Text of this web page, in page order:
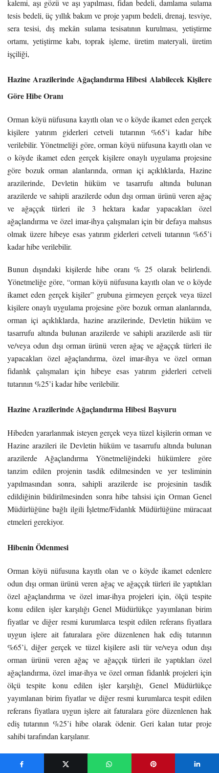
kalemi, aşı gözü ve aşı yapılması, fidan bedeli, damlama sulama
tesis bedeli, üç yıllık bakım ve proje yapım bedeli, drenaj, tesviye,
sera tesisi, dış mekân sulama tesisatının kurulması, yetiştirme
ortamı, yetiştirme kabı, toprak işleme, üretim materyali, üretim
işçiliği,
Hazine Arazilerinde Ağaçlandırma Hibesi Alabilecek Kişilere
Göre Hibe Oranı
Orman köyü nüfusuna kayıtlı olan ve o köyde ikamet eden gerçek
kişilere yatırım giderleri cetveli tutarının %65’i kadar hibe
verilebilir. Yönetmeliği göre, orman köyü nüfusuna kayıtlı olan ve
o köyde ikamet eden gerçek kişilere onaylı uygulama projesine
göre bozuk orman alanlarında, orman içi açıklıklarda, Hazine
arazilerinde, Devletin hüküm ve tasarrufu altında bulunan
arazilerde ve sahipli arazilerde odun dışı orman ürünü veren ağaç
ve ağaççık türleri ile 3 hektara kadar yapacakları özel
ağaçlandırma ve özel imar-ihya çalışmaları için bir defaya mahsus
olmak üzere hibeye esas yatırım giderleri cetveli tutarının %65’i
kadar hibe verilebilir.
Bunun dışındaki kişilerde hibe oranı % 25 olarak belirlendi.
Yönetmeliğe göre, “orman köyü nüfusuna kayıtlı olan ve o köyde
ikamet eden gerçek kişiler” grubuna girmeyen gerçek veya tüzel
kişilere onaylı uygulama projesine göre bozuk orman alanlarında,
orman içi açıklıklarda, hazine arazilerinde, Devletin hüküm ve
tasarrufu altında bulunan arazilerde ve sahipli arazilerde asli tür
ve/veya odun dışı orman ürünü veren ağaç ve ağaççık türleri ile
yapacakları özel ağaçlandırma, özel imar-ihya ve özel orman
fidanlık çalışmaları için hibeye esas yatırım giderleri cetveli
tutarının %25’i kadar hibe verilebilir.
Hazine Arazilerinde Ağaçlandırma Hibesi Başvuru
Hibeden yararlanmak isteyen gerçek veya tüzel kişilerin orman ve
Hazine arazileri ile Devletin hüküm ve tasarrufu altında bulunan
arazilerde Ağaçlandırma Yönetmeliğindeki hükümlere göre
tanzim edilen projenin tasdik edilmesinden ve yer tesliminin
yapılmasından sonra, sahipli arazilerde ise projesinin tasdik
edildiğinin bildirilmesinden sonra hibe tahsisi için Orman Genel
Müdürlüğüne bağlı ilgili İşletme/Fidanlık Müdürlüğüne müracaat
etmeleri gerekiyor.
Hibenin Ödenmesi
Orman köyü nüfusuna kayıtlı olan ve o köyde ikamet edenlere
odun dışı orman ürünü veren ağaç ve ağaççık türleri ile yaptıkları
özel ağaçlandırma ve özel imar-ihya projeleri için, ölçü tespite
konu edilen işler karşılığı Genel Müdürlükçe yayımlanan birim
fiyatlar ve diğer resmi kurumlarca tespit edilen referans fiyatlara
uygun işlere ait faturalara göre düzenlenen hak ediş tutarının
%65’i, diğer gerçek ve tüzel kişilere asli tür ve/veya odun dışı
orman ürünü veren ağaç ve ağaççık türleri ile yaptıkları özel
ağaçlandırma, özel imar-ihya ve özel orman fidanlık projeleri için
ölçü tespite konu edilen işler karşılığı, Genel Müdürlükçe
yayımlanan birim fiyatlar ve diğer resmi kurumlarca tespit edilen
referans fiyatlara uygun işlere ait faturalara göre düzenlenen hak
ediş tutarının %25’i hibe olarak ödenir. Geri kalan tutar proje
sahibi tarafından karşılanır.
Benzer Yazılar: